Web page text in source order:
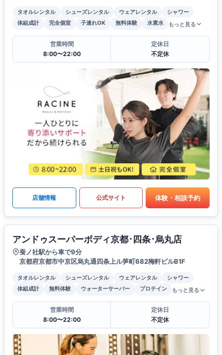
タオルレンタル シューズレンタル ウェアレンタル
シャワー
体組成計
完全個室 子連れOK 無料体験 水素水 もっと見る
営業時間
8:00〜22:00
定休日
不定休
店舗情報 公式サイト 体験・相談予約
アンドゥスーパーボディ京都･四条･烏丸店
蚕ノ社駅から車で9分
京都府京都市中京区烏丸通四条上ル笋町682梅軒ビルB1F
タオルレンタル シューズレンタル ウェアレンタル
シャワー
体組成計
無料体験 ウォーターサーバー プロテイン もっと見る
営業時間
8:00〜22:00
定休日
不定休